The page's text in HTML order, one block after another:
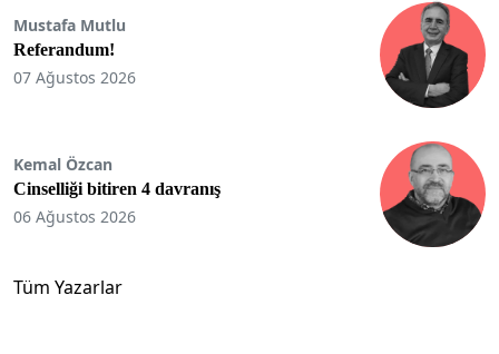
Mustafa Mutlu
Referandum!
07 Ağustos 2026
Kemal Özcan
Cinselliği bitiren 4 davranış
06 Ağustos 2026
Tüm Yazarlar